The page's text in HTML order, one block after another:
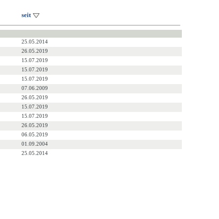
seit
25.05.2014
26.05.2019
15.07.2019
15.07.2019
15.07.2019
07.06.2009
26.05.2019
15.07.2019
15.07.2019
26.05.2019
06.05.2019
01.09.2004
25.05.2014